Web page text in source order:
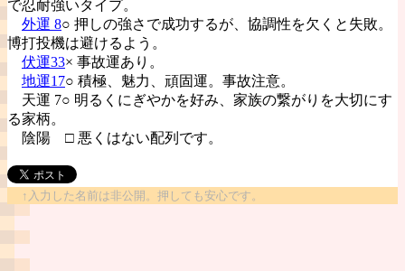
で忍耐強いタイプ。
外運 8○ 押しの強さで成功するが、協調性を欠くと失敗。
博打投機は避けるよう。
伏運33× 事故運あり。
地運17○ 積極、魅力、頑固運。事故注意。
天運 7○ 明るくにぎやかを好み、家族の繋がりを大切にす
る家柄。
陰陽 □ 悪くはない配列です。
↑入力した名前は非公開。押しても安心です。